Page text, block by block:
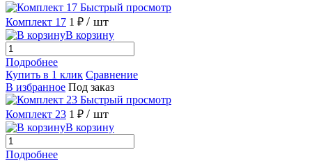
Быстрый просмотр
Комплект 17 1 ₽ / шт
В корзину
Подробнее
Купить в 1 клик Сравнение
В избранное Под заказ
Быстрый просмотр
Комплект 23 1 ₽ / шт
В корзину
Подробнее